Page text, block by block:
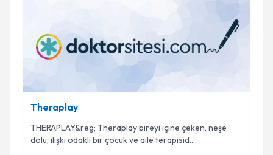
Theraplay
THERAPLAY&reg; Theraplay bireyi içine çeken, neşe
dolu, ilişki odaklı bir çocuk ve aile terapisid...